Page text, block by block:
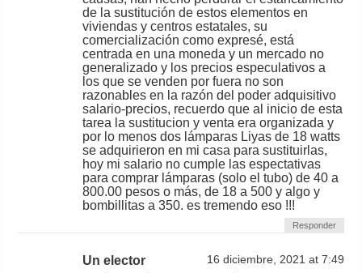
de la sustitución de estos elementos en
viviendas y centros estatales, su
comercialización como expresé, está
centrada en una moneda y un mercado no
generalizado y los precios especulativos a
los que se venden por fuera no son
razonables en la razón del poder adquisitivo
salario-precios, recuerdo que al inicio de esta
tarea la sustitucion y venta era organizada y
por lo menos dos lámparas Liyas de 18 watts
se adquirieron en mi casa para sustituirlas,
hoy mi salario no cumple las espectativas
para comprar lámparas (solo el tubo) de 40 a
800.00 pesos o más, de 18 a 500 y algo y
bombillitas a 350. es tremendo eso !!!
Responder
Un elector 16 diciembre, 2021 at 7:49